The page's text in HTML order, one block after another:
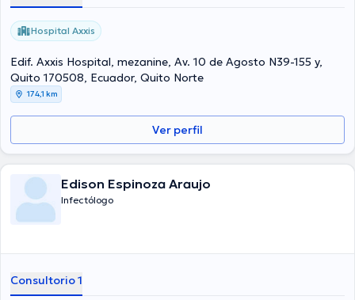
Hospital Axxis
Edif. Axxis Hospital, mezanine, Av. 10 de Agosto N39-155 y,
Quito 170508, Ecuador, Quito Norte
174,1 km
Ver perfil
Edison Espinoza Araujo
Infectólogo
Consultorio 1